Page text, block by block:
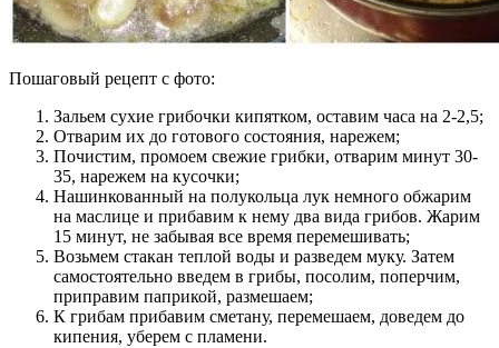
Пошаговый рецепт с фото:
Зальем сухие грибочки кипятком, оставим часа на 2-2,5;
Отварим их до готового состояния, нарежем;
Почистим, промоем свежие грибки, отварим минут 30-
35, нарежем на кусочки;
Нашинкованный на полукольца лук немного обжарим
на маслице и прибавим к нему два вида грибов. Жарим
15 минут, не забывая все время перемешивать;
Возьмем стакан теплой воды и разведем муку. Затем
самостоятельно введем в грибы, посолим, поперчим,
приправим паприкой, размешаем;
К грибам прибавим сметану, перемешаем, доведем до
кипения, уберем с пламени.